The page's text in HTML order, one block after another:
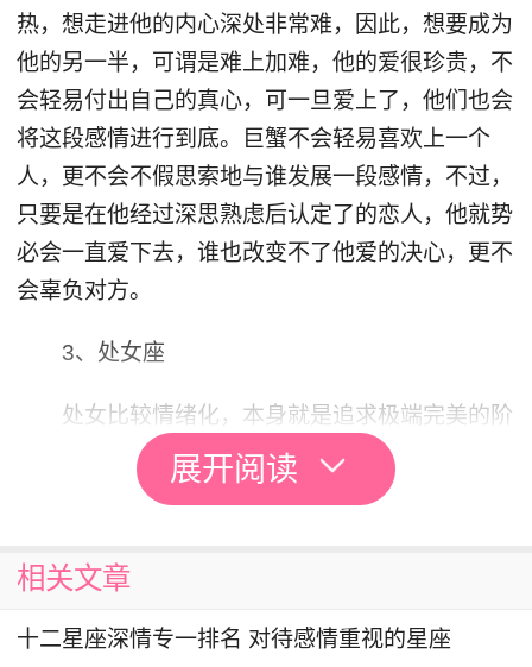
热，想走进他的内心深处非常难，因此，想要成为
他的另一半，可谓是难上加难，他的爱很珍贵，不
会轻易付出自己的真心，可一旦爱上了，他们也会
将这段感情进行到底。巨蟹不会轻易喜欢上一个
人，更不会不假思索地与谁发展一段感情，不过，
只要是在他经过深思熟虑后认定了的恋人，他就势
必会一直爱下去，谁也改变不了他爱的决心，更不
会辜负对方。
3、处女座
处女比较情绪化，本身就是追求极端完美的阶
段，有着极其敏感的情绪，也有着挑剔的个性和强
烈的自我保护意识，所以他不会随便与谁发展就发
显得有些冷漠。不过，若处女真的爱上了一个人，
情，他对自己的另一半也会很特别和甜蜜，总想与
展开阅读
相关文章
十二星座深情专一排名 对待感情重视的星座